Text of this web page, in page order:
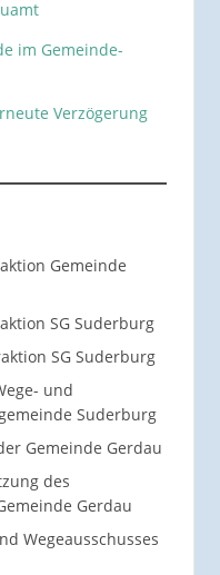
im Gemeinde-
Verzögerung
Gemeinde
SG Suderburg
SG Suderburg
und
Suderburg
Gemeinde Gerdau
des
Gerdau
Wegeausschusses